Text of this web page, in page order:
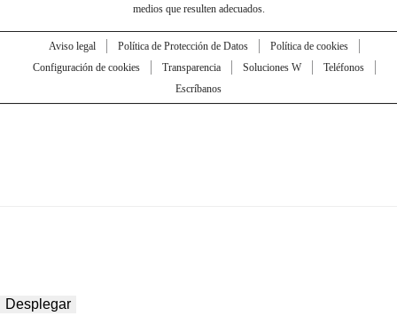
medios que resulten adecuados.
Aviso legal Política de Protección de Datos
Política de cookies
Configuración de cookies
Transparencia Soluciones W
Teléfonos
Escríbanos
Desplegar